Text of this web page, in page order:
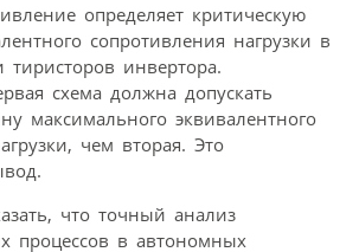
определяет критическую
сопротивления нагрузки в
инвертора.
схема должна допускать
максимального эквивалентного
чем вторая. Это
что точный анализ
процессов в автономных